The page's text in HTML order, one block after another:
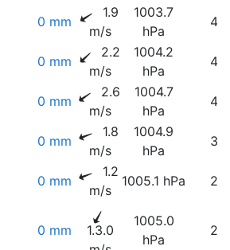
0 mm
1.9
m/s
1003.7
hPa
0 mm
2.2
m/s
1004.2
hPa
0 mm
2.6
m/s
1004.7
hPa
0 mm
1.8
m/s
1004.9
hPa
0 mm
1.2
m/s
1005.1 hPa
0 mm
1.3.0
1005.0
hPa